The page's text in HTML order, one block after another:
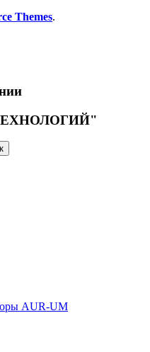
Themes.
AUR-UM